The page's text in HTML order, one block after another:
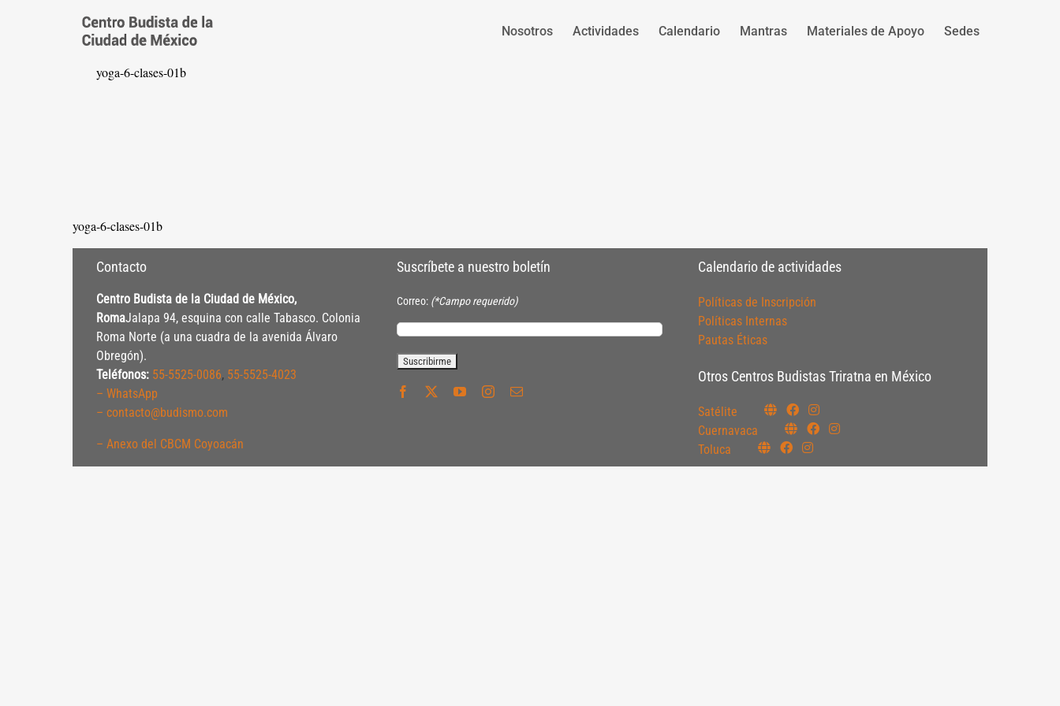
Nosotros Actividades Calendario Mantras Materiales de Apoyo Sedes
yoga-6-clases-01b
yoga-6-clases-01b
Contacto
Centro Budista de la Ciudad de México,
RomaJalapa 94, esquina con calle Tabasco. Colonia
Roma Norte (a una cuadra de la avenida Álvaro
Obregón).
Teléfonos: 55-5525-0086, 55-5525-4023
– WhatsApp
– contacto@budismo.com
– Anexo del CBCM Coyoacán
Suscríbete a nuestro boletín
Correo: (*Campo requerido)
Calendario de actividades
Políticas de Inscripción
Políticas Internas
Pautas Éticas
Otros Centros Budistas Triratna en México
Satélite
Cuernavaca
Toluca